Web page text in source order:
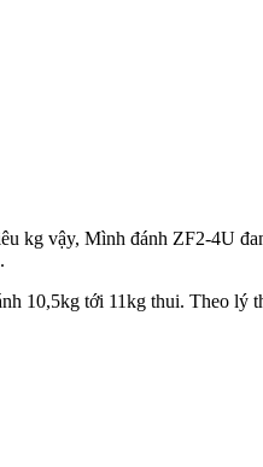
kg vậy, Mình đánh ZF2-4U
10,5kg tới 11kg thui. Theo lý